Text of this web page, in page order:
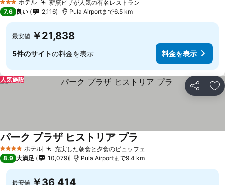
3 ホテルのランク
ホテル 薪窯ピザが人気の有名レストラン
7.6 良い 2,116 Pula Airportまで6.5 km
最安値 ￥21,838
5件のサイトの料金を表示 料金を表示
シェア お
人気施設
4 ホテルのランク
ホテル 充実した朝食と夕食のビュッフェ
パーク プラザ ヒストリア プラ
8.9 大満足 10,079 Pula Airportまで9.4 km
最安値 ￥36,414